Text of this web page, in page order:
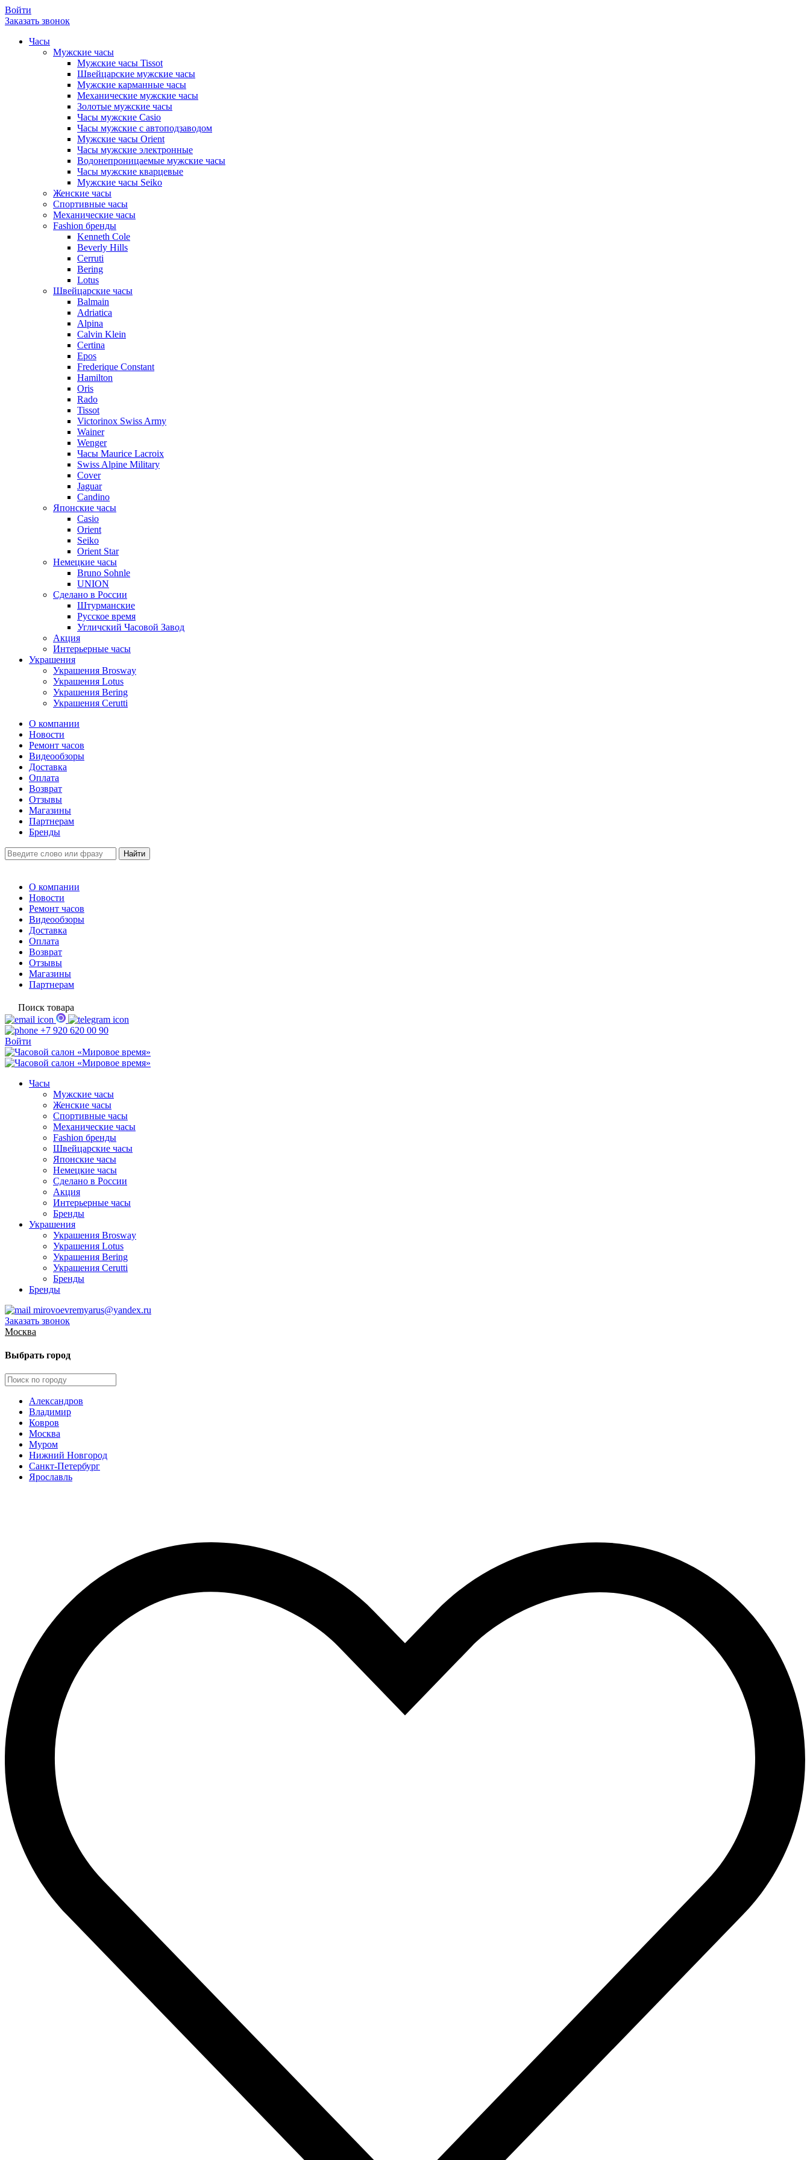
Войти
Заказать звонок
Часы
Мужские часы
Мужские часы Tissot
Швейцарские мужские часы
Мужские карманные часы
Механические мужские часы
Золотые мужские часы
Часы мужские Casio
Часы мужские с автоподзаводом
Мужские часы Orient
Часы мужские электронные
Водонепроницаемые мужские часы
Часы мужские кварцевые
Мужские часы Seiko
Женские часы
Спортивные часы
Механические часы
Fashion бренды
Kenneth Cole
Beverly Hills
Cerruti
Bering
Lotus
Швейцарские часы
Balmain
Adriatica
Alpina
Calvin Klein
Certina
Epos
Frederique Constant
Hamilton
Oris
Rado
Tissot
Victorinox Swiss Army
Wainer
Wenger
Часы Maurice Lacroix
Swiss Alpine Military
Cover
Jaguar
Candino
Японские часы
Casio
Orient
Seiko
Orient Star
Немецкие часы
Bruno Sohnle
UNION
Сделано в России
Штурманские
Русское время
Угличский Часовой Завод
Акция
Интерьерные часы
Украшения
Украшения Brosway
Украшения Lotus
Украшения Bering
Украшения Cerutti
О компании
Новости
Ремонт часов
Видеообзоры
Доставка
Оплата
Возврат
Отзывы
Магазины
Партнерам
Бренды
О компании
Новости
Ремонт часов
Видеообзоры
Доставка
Оплата
Возврат
Отзывы
Магазины
Партнерам
Поиск товара
+7 920 620 00 90
Войти
Часы
Мужские часы
Женские часы
Спортивные часы
Механические часы
Fashion бренды
Швейцарские часы
Японские часы
Немецкие часы
Сделано в России
Акция
Интерьерные часы
Бренды
Украшения
Украшения Brosway
Украшения Lotus
Украшения Bering
Украшения Cerutti
Бренды
Бренды
mirovoevremyarus@yandex.ru
Заказать звонок
Москва
Выбрать город
Александров
Владимир
Ковров
Москва
Муром
Нижний Новгород
Санкт-Петербург
Ярославль